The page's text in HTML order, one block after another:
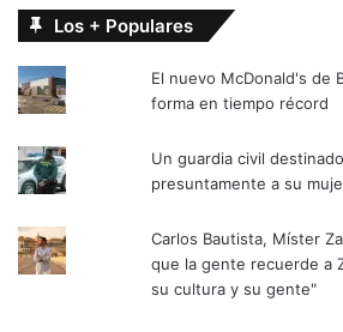
Los + Populares
El nuevo McDonald's de
forma en tiempo récord
Un guardia civil
presuntamente a su
Carlos Bautista, Míster
que la gente recuerde a
su cultura y su gente"